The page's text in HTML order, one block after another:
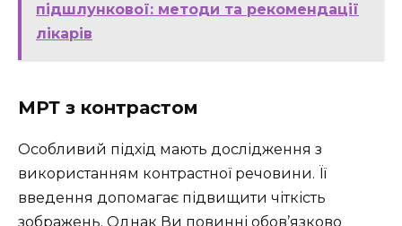
підшлункової: методи та рекомендації
лікарів
МРТ з контрастом
Особливий підхід мають дослідження з
використанням контрастної речовини. Її
введення допомагає підвищити чіткість
зображень. Однак Ви повинні обов’язково